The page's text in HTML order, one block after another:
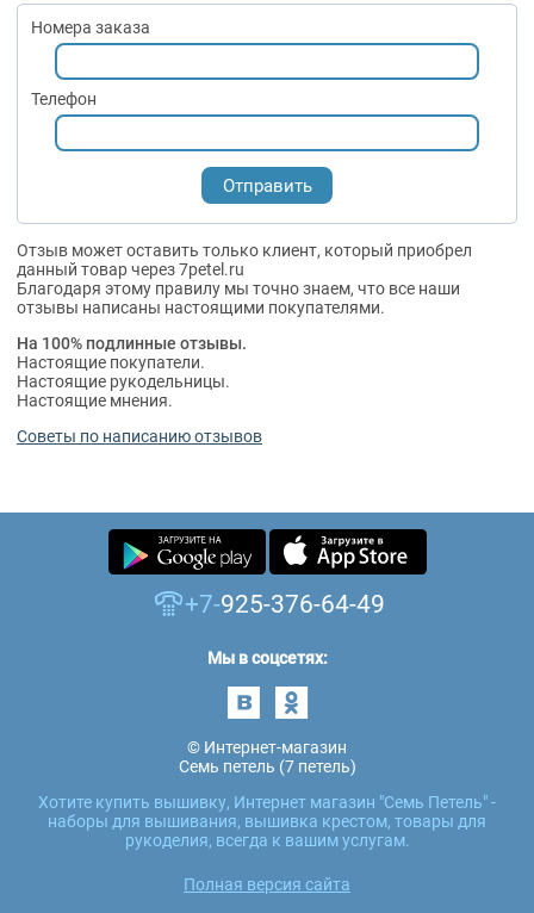
Номера заказа
Телефон
Отзыв может оставить только клиент, который приобрел
данный товар через 7petel.ru
Благодаря этому правилу мы точно знаем, что все наши
отзывы написаны настоящими покупателями.
На 100% подлинные отзывы.
Настоящие покупатели.
Настоящие рукодельницы.
Настоящие мнения.
Советы по написанию отзывов
+7-925-376-64-49
Мы в соцсетях:
© Интернет-магазин
Семь петель (7 петель)
Хотите купить вышивку, Интернет магазин "Семь Петель" -
наборы для вышивания, вышивка крестом, товары для
рукоделия, всегда к вашим услугам.
Полная версия сайта